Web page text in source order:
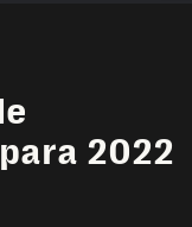
2022